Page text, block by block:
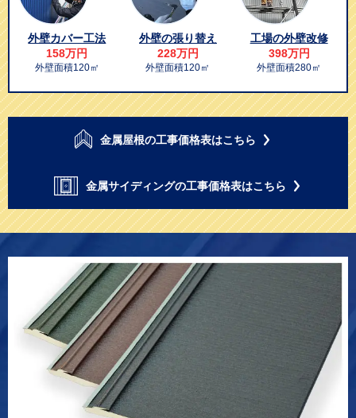
外壁カバー工法
158万円
外壁面積120㎡
外壁の張り替え
228万円
外壁面積120㎡
工場の外壁改修
398万円
外壁面積280㎡
金属屋根の工事価格表はこちら
金属サイディングの工事価格表はこちら